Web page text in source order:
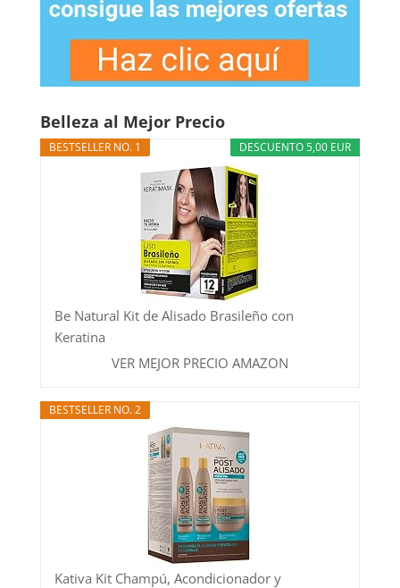
Belleza al Mejor Precio
DESCUENTO 5,00 EUR
BESTSELLER NO. 1
Be Natural Kit de Alisado Brasileño con
Keratina
VER MEJOR PRECIO AMAZON
BESTSELLER NO. 2
Kativa Kit Champú, Acondicionador y